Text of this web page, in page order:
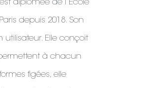
diplômée de l’École
depuis 2018. Son
utilisateur. Elle conçoit
à chacun
figées, elle